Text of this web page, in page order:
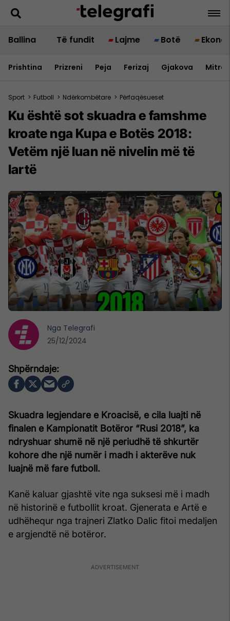
Ballina Të fundit Lajme Botë
Prishtina Prizreni Peja Ferizaj Gjakova
Sport > Futboll > Ndërkombëtare > Përfaqësueset
Ku është sot skuadra e famshme
kroate nga Kupa e Botës 2018:
Vetëm një luan në nivelin më të
lartë
Skuadra legjendare e Kroacisë, e cila luajti në
finalen e Kampionatit Botëror “Rusi 2018”, ka
ndryshuar shumë në një periudhë të shkurtër
kohore dhe një numër i madh i akterëve nuk
luajnë më fare futboll.
Kanë kaluar gjashtë vite nga suksesi më i madh
në historinë e futbollit kroat. Gjenerata e Artë e
udhëhequr nga trajneri Zlatko Dalic fitoi medaljen
e argjendtë në botëror.
Nga Telegrafi
25/12/2024